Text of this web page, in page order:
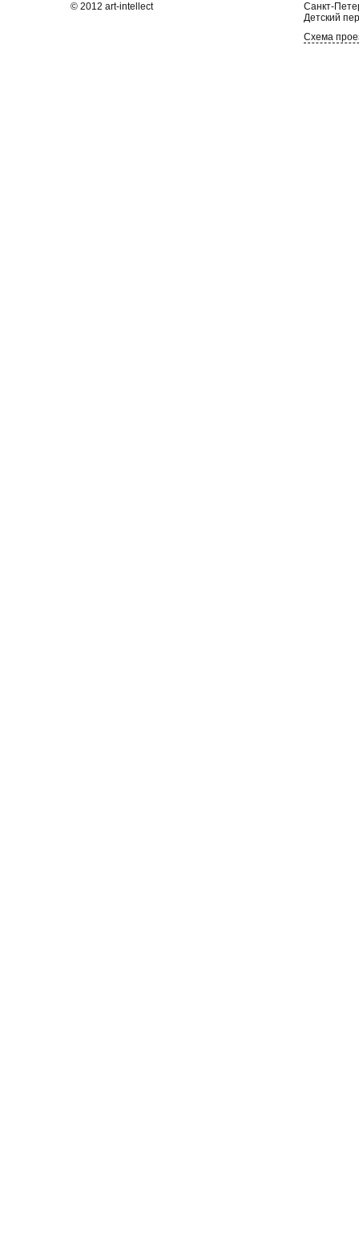
© 2012 art-intellect
Санкт-
Детский
Схема